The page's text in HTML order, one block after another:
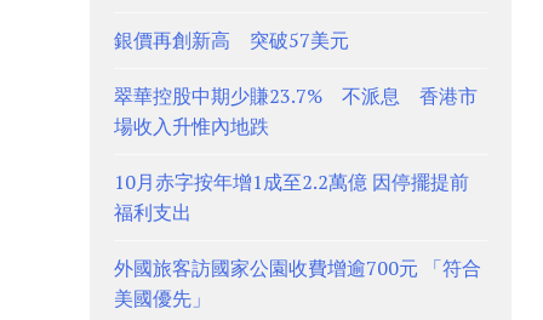
銀價再創新高 突破57美元
翠華控股中期少賺23.7% 不派息 香港市
場收入升惟內地跌
10月赤字按年增1成至2.2萬億 因停擺提前
福利支出
外國旅客訪國家公園收費增逾700元 「符合
美國優先」